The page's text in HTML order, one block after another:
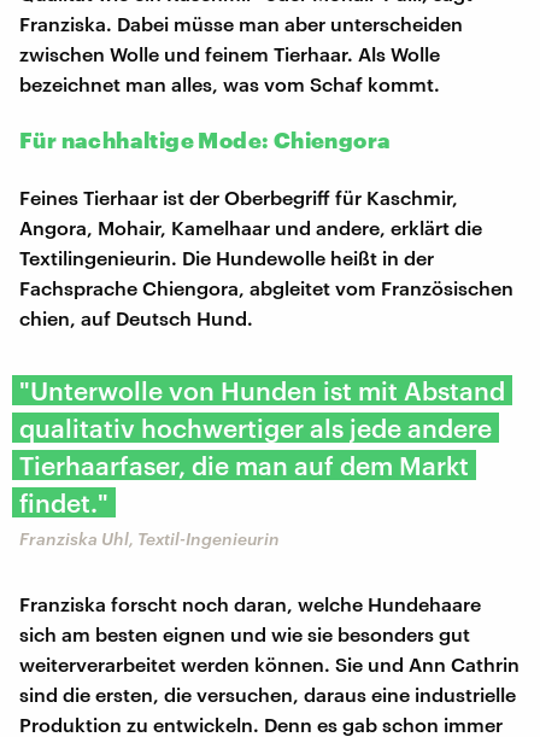
Franziska. Dabei müsse man aber unterscheiden
zwischen Wolle und feinem Tierhaar. Als Wolle
bezeichnet man alles, was vom Schaf kommt.
Für nachhaltige Mode: Chiengora
Feines Tierhaar ist der Oberbegriff für Kaschmir,
Angora, Mohair, Kamelhaar und andere, erklärt die
Textilingenieurin. Die Hundewolle heißt in der
Fachsprache Chiengora, abgleitet vom Französischen
chien, auf Deutsch Hund.
"Unterwolle von Hunden ist mit Abstand
qualitativ hochwertiger als jede andere
Tierhaarfaser, die man auf dem Markt
findet."
Franziska Uhl, Textil-Ingenieurin
Franziska forscht noch daran, welche Hundehaare
sich am besten eignen und wie sie besonders gut
weiterverarbeitet werden können. Sie und Ann Cathrin
sind die ersten, die versuchen, daraus eine industrielle
Produktion zu entwickeln. Denn es gab schon immer